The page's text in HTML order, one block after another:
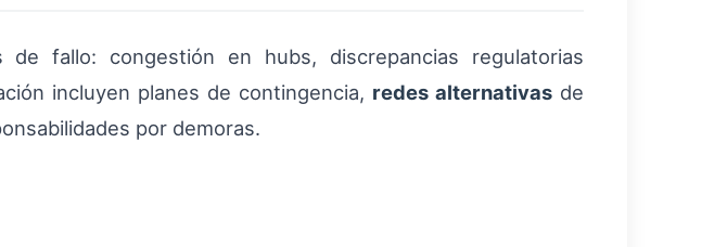
fallo: congestión en hubs, discrepancias regulatorias
incluyen planes de contingencia, redes alternativasde
por demoras.